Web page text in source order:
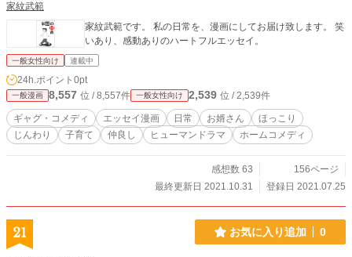
家紋武範
家紋武範です。 私の日常を、漫画にしてお届け致します。 笑
いあり、感動ありのハートフルエッセイ。
一般女性向け 連載中
24h.ポイント 0pt
一般漫画 8,557 位 / 8,557件 一般女性向け 2,539 位 / 2,539件
ギャグ・コメディ エッセイ漫画 日常 お婿さん
ほっこり
じんわり
子育て 仲良し ヒューマンドラマ ホームコメディ
感想数 63
156ページ
最終更新日 2021.10.31
登録日 2021.07.25
21 お気に入り追加 0